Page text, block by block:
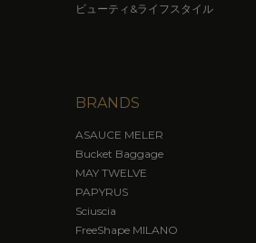
ビューティ&ライフスタイル
BRANDS
ASAUCE MELER
Bucket Baggage
MAY TWELVE
PAPYRUS
Sciuscia
FreeShape MILANO